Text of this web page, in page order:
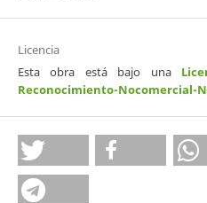
Licencia
Esta obra está bajo una
Reconocimiento-Nocomercial-